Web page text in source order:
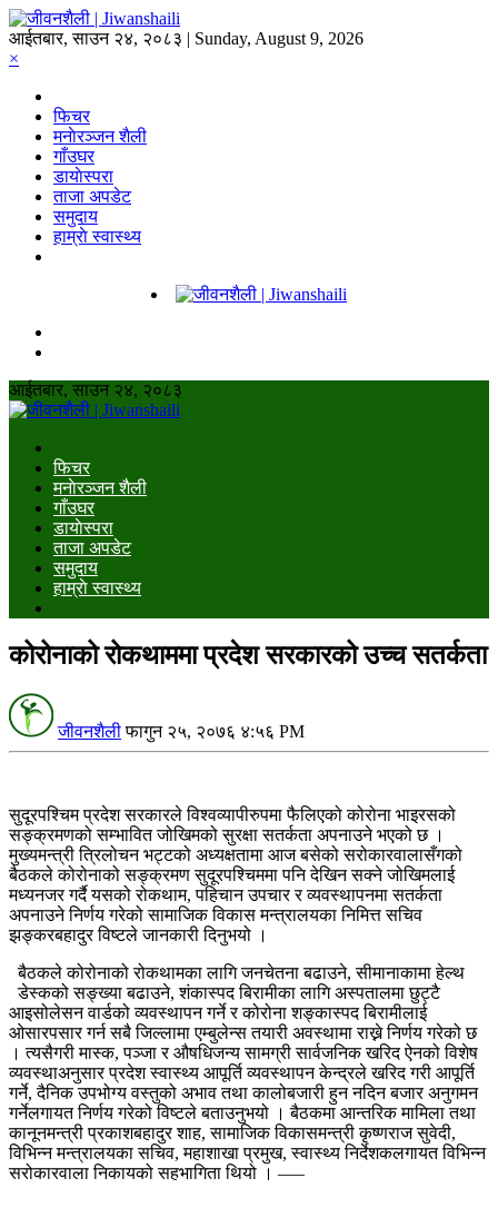
आईतबार, साउन २४, २०८३ | Sunday, August 9, 2026
×
फिचर
मनाेरञ्जन शैली
गाँउघर
डायाेस्परा
ताजा अपडेट
समुदाय
हाम्राे स्वास्थ्य
आईतबार, साउन २४, २०८३
फिचर
मनाेरञ्जन शैली
गाँउघर
डायाेस्परा
ताजा अपडेट
समुदाय
हाम्राे स्वास्थ्य
कोरोनाको रोकथाममा प्रदेश सरकारको उच्च सतर्कता
जीवनशैली फागुन २५, २०७६ ४:५६ PM
सुदूरपश्चिम प्रदेश सरकारले विश्वव्यापीरुपमा फैलिएको कोरोना भाइरसको
सङ्क्रमणको सम्भावित जोखिमको सुरक्षा सतर्कता अपनाउने भएको छ ।
मुख्यमन्त्री त्रिलोचन भट्टको अध्यक्षतामा आज बसेको सरोकारवालासँगको
बैठकले कोरोनाको सङ्क्रमण सुदूरपश्चिममा पनि देखिन सक्ने जोखिमलाई
मध्यनजर गर्दै यसको रोकथाम, पहिचान उपचार र व्यवस्थापनमा सतर्कता
अपनाउने निर्णय गरेको सामाजिक विकास मन्त्रालयका निमित्त सचिव
झङ्करबहादुर विष्टले जानकारी दिनुभयो ।
बैठकले कोरोनाको रोकथामका लागि जनचेतना बढाउने, सीमानाकामा हेल्थ
डेस्कको सङ्ख्या बढाउने, शंकास्पद बिरामीका लागि अस्पतालमा छुट्टै
आइसोलेसन वार्डको व्यवस्थापन गर्ने र कोरोना शङ्कास्पद बिरामीलाई
ओसारपसार गर्न सबै जिल्लामा एम्बुलेन्स तयारी अवस्थामा राख्ने निर्णय गरेको छ
। त्यसैगरी मास्क, पञ्जा र औषधिजन्य सामग्री सार्वजनिक खरिद ऐनको विशेष
व्यवस्थाअनुसार प्रदेश स्वास्थ्य आपूर्ति व्यवस्थापन केन्द्रले खरिद गरी आपूर्ति
गर्ने, दैनिक उपभोग्य वस्तुको अभाव तथा कालोबजारी हुन नदिन बजार अनुगमन
गर्नेलगायत निर्णय गरेको विष्टले बताउनुभयो । बैठकमा आन्तरिक मामिला तथा
कानूनमन्त्री प्रकाशबहादुर शाह, सामाजिक विकासमन्त्री कृष्णराज सुवेदी,
विभिन्न मन्त्रालयका सचिव, महाशाखा प्रमुख, स्वास्थ्य निर्देशकलगायत विभिन्न
सरोकारवाला निकायको सहभागिता थियो । –––